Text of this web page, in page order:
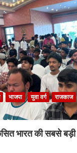
भाजपा युवा वर्ग राजकाज
भारत की सबसे